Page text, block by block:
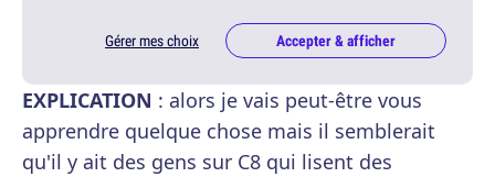
Gérer mes choix Accepter & afficher
EXPLICATION : alors je vais peut-être vous
apprendre quelque chose mais il semblerait
qu'il y ait des gens sur C8 qui lisent des